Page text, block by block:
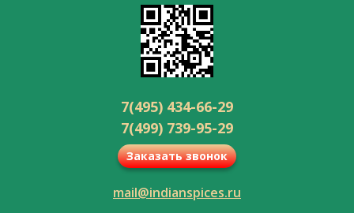
7(495) 434-66-29
7(499) 739-95-29
Заказать звонок
mail@indianspices.ru